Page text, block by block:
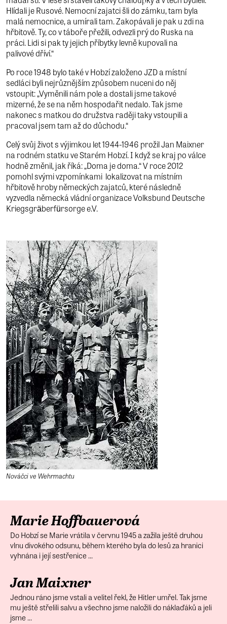
Hlídali je Rusové. Nemocní zajatci šli do zámku, tam byla
malá nemocnice, a umírali tam. Zakopávali je pak u zdi na
hřbitově. Ty, co v táboře přežili, odvezli prý do Ruska na
práci. Lidi si pak ty jejich příbytky levně kupovali na
palivové dříví.“
Po roce 1948 bylo také v Hobzí založeno JZD a místní
sedláci byli nejrůznějším způsobem nuceni do něj
vstoupit: „Vyměnili nám pole a dostali jsme takové
mizerné, že se na něm hospodařit nedalo. Tak jsme
nakonec s matkou do družstva raději taky vstoupili a
pracoval jsem tam až do důchodu.“
Celý svůj život s výjimkou let 1944-1946 prožil Jan Maixner
na rodném statku ve Starém Hobzí. I když se kraj po válce
hodně změnil, jak říká: „Doma je doma.“ V roce 2012
pomohl svými vzpomínkami lokalizovat na místním
hřbitově hroby německých zajatců, které následně
vyzvedla německá vládní organizace Volksbund Deutsche
Kriegsgräberfürsorge e.V.
Nováčci ve Wehrmachtu
Marie Hoffbauerová
Do Hobzí se Marie vrátila v červnu 1945 a zažila ještě druhou
vlnu divokého odsunu, během kterého byla do lesů za hranici
vyhnána i její sestřenice ...
Jan Maixner
Jednou ráno jsme vstali a velitel řekl, že Hitler umřel. Tak jsme
mu ještě střelili salvu a všechno jsme naložili do náklaďáků a jeli
jsme ...